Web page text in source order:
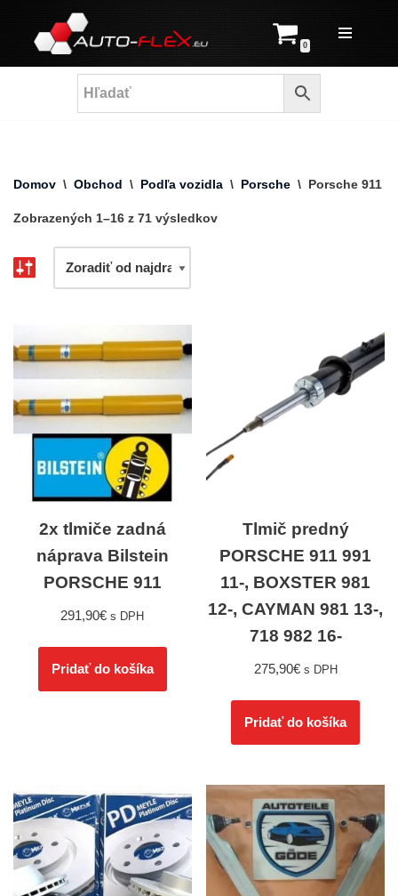
Prejsť
na
0
Domov \ Obchod \ Podľa vozidla \ Porsche \ Porsche 911
Zobrazených 1–16 z 71 výsledkov
2x tlmiče zadná
náprava Bilstein
PORSCHE 911
291,90€ s DPH
Pridať do košíka
Tlmič predný
PORSCHE 911 991
11-, BOXSTER 981
12-, CAYMAN 981 13-,
718 982 16-
275,90€ s DPH
Pridať do košíka